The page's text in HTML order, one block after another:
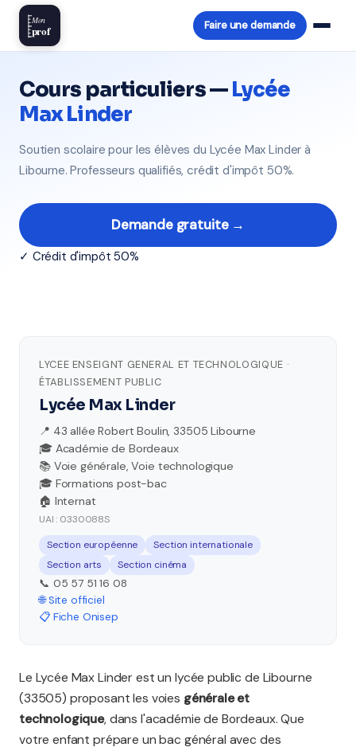
Mon
prof Faire une demande
Cours particuliers —Lycée
Max Linder
Soutien scolaire pour les élèves du Lycée Max Linder à
Libourne. Professeurs qualifiés, crédit d'impôt 50%.
Demande gratuite →
✓ Crédit d'impôt 50%
LYCEE ENSEIGNT GENERAL ET TECHNOLOGIQUE ·
ÉTABLISSEMENT PUBLIC
Lycée Max Linder
📍 43 allée Robert Boulin, 33505 Libourne
🎓 Académie de Bordeaux
📚 Voie générale, Voie technologique
🎓 Formations post-bac
🏠 Internat
UAI : 0330088S
Section européenne
Section internationale
Section arts
Section cinéma
📞 05 57 51 16 08
🌐 Site officiel
📋 Fiche Onisep
Le Lycée Max Linder est un lycée public de Libourne
(33505) proposant les voies générale et
technologique, dans l'académie de Bordeaux. Que
votre enfant prépare un bac général avec des